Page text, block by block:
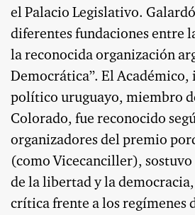
el Palacio Legislativo.
diferentes fundaciones entre
la reconocida organización
Democrática”. El
político uruguayo, miembro
Colorado, fue reconocido
organizadores del premio
(como Vicecanciller), sostuvo
de la libertad y la
crítica frente a los regímenes